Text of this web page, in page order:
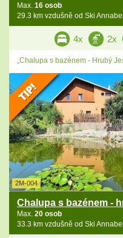
Max. 16 osob
29.3 km vzdušně od Ski
4x 2x
„Chalupa s bazénem - Hrubý
2M-004
Chalupa s bazénem -
Max. 20 osob
33.3 km vzdušně od Ski